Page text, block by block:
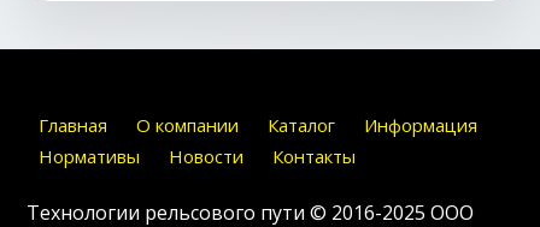
Главная О компании Каталог
Информация
Нормативы
Новости Контакты
Технологии рельсового пути © 2016-2025ООО